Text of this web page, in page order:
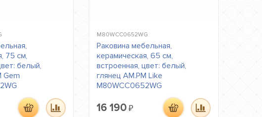
75 см,
белый,
Gem
M80WCC0652WG
Раковина мебельная,
керамическая, 65 см,
встроенная, цвет: белый,
глянец AM.PM Like
M80WCC0652WG
16 190 ₽